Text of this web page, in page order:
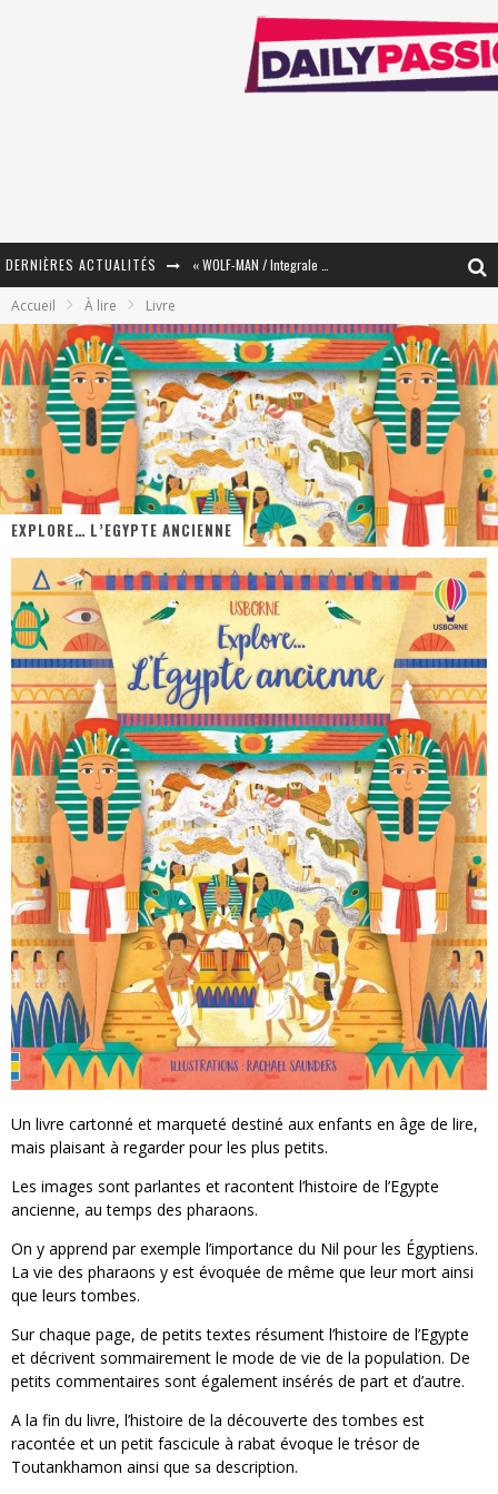
DERNIÈRES ACTUALITÉS
« Mon Village Révolté » - Combattre un Projet !
« Le Béton et le Bambou / Propositions pour Mayotte et le Monde. » - Améliorations !
Star Fox
PsyRiver 2026 : la magie revient sur les rives de l’Aar
« MOFUSAND / Parler Japonais » – Des Expressions Pratiques !
« Dr Wertham / L’homme qui étudia les tueurs en série » - Un Métier à Risque !
Assassin's Creed Black Flag Resynced
« Le Vent dand les Saules » - Une Belle Histoire !
« Damn Them All » - Un duo de Choc !
Yoshi and the mysterious book
Accueil À lire Livre
EXPLORE… L’EGYPTE ANCIENNE
Un livre cartonné et marqueté destiné aux enfants en âge de lire,
mais plaisant à regarder pour les plus petits.
Les images sont parlantes et racontent l’histoire de l’Egypte
ancienne, au temps des pharaons.
On y apprend par exemple l’importance du Nil pour les Égyptiens.
La vie des pharaons y est évoquée de même que leur mort ainsi
que leurs tombes.
Sur chaque page, de petits textes résument l’histoire de l’Egypte
et décrivent sommairement le mode de vie de la population. De
petits commentaires sont également insérés de part et d’autre.
A la fin du livre, l’histoire de la découverte des tombes est
racontée et un petit fascicule à rabat évoque le trésor de
Toutankhamon ainsi que sa description.